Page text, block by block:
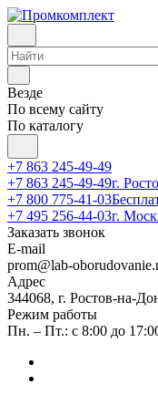
Везде
По всему сайту
По каталогу
+7 863 245-49-49
+7 863 245-49-49г.
+7 800 775-41-03
+7 495 256-44-03г.
Заказать звонок
E-mail
prom@lab-
Адрес
344068, г. Ростов-на-
Режим работы
Пн. – Пт.: с 8:00 до